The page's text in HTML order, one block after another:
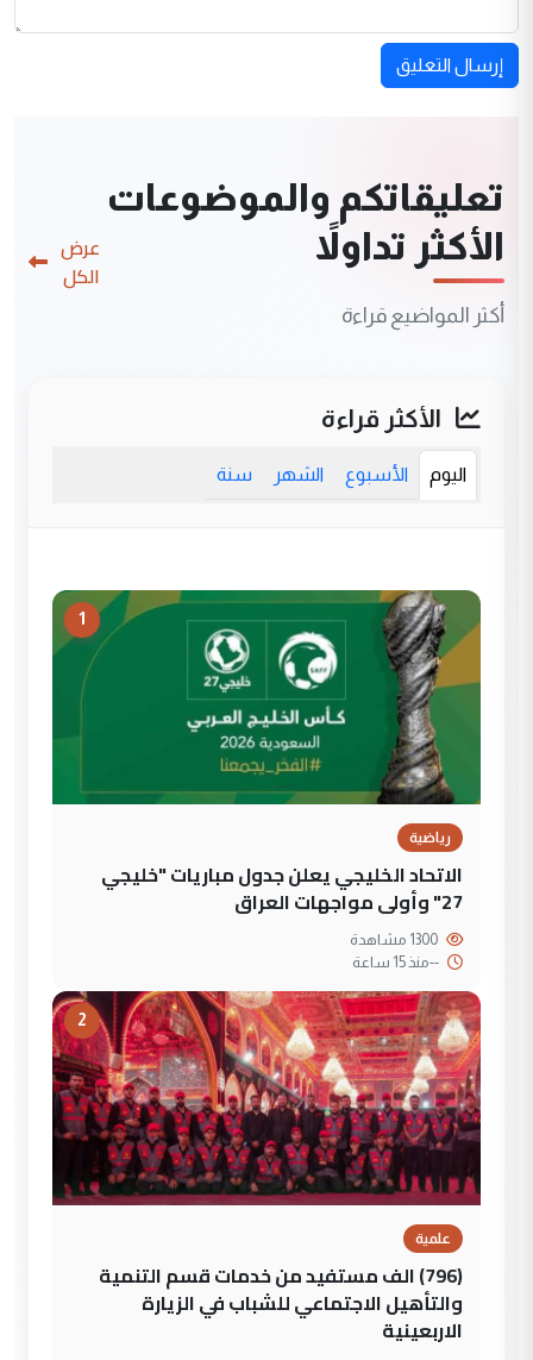
إرسال التعليق
تعليقاتكم والموضوعات
الأكثر تداولاً
أكثر المواضيع قراءة
عرض
الكل
الأكثر قراءة
اليوم الأسبوع الشهر سنة
1
رياضية
الاتحاد الخليجي يعلن جدول مباريات "خليجي
27" وأولى مواجهات العراق
--منذ 15 ساعة
2
علمية
(796) الف مستفيد من خدمات قسم التنمية
والتأهيل الاجتماعي للشباب في الزيارة
الاربعينية